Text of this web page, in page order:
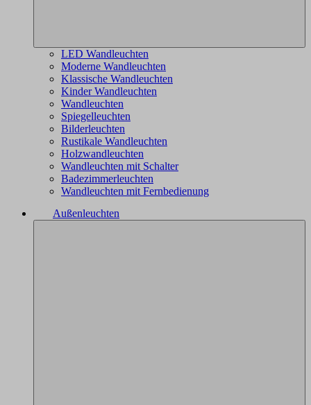
LED Wandleuchten
Moderne Wandleuchten
Klassische Wandleuchten
Kinder Wandleuchten
Wandleuchten
Spiegelleuchten
Bilderleuchten
Rustikale Wandleuchten
Holzwandleuchten
Wandleuchten mit Schalter
Badezimmerleuchten
Wandleuchten mit Fernbedienung
Außenleuchten